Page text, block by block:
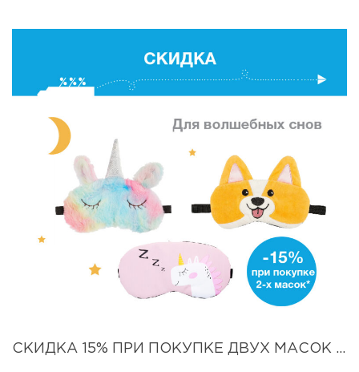
СКИДКА 15% ПРИ ПОКУПКЕ ДВУХ МАСОК ДЛЯ СНА